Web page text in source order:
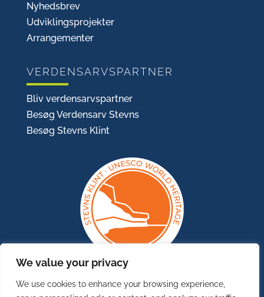
We value your privacy
We use cookies to enhance your browsing experience,
Nyhedsbrev
Udviklingsprojekter
Arrangementer
VERDENSARVSPARTNER
Bliv verdensarvspartner
Besøg Verdensarv Stevns
Besøg Stevns Klint